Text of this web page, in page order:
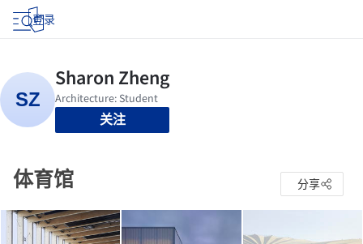
登录
关注
体育馆 分享